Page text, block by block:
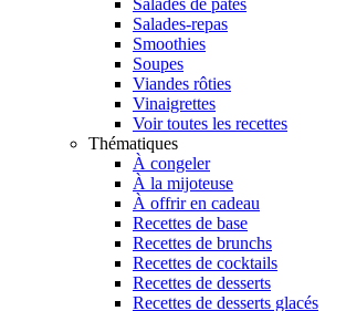
Salades de pâtes
Salades-repas
Smoothies
Soupes
Viandes rôties
Vinaigrettes
Voir toutes les recettes
Thématiques
À congeler
À la mijoteuse
À offrir en cadeau
Recettes de base
Recettes de brunchs
Recettes de cocktails
Recettes de desserts
Recettes de desserts glacés